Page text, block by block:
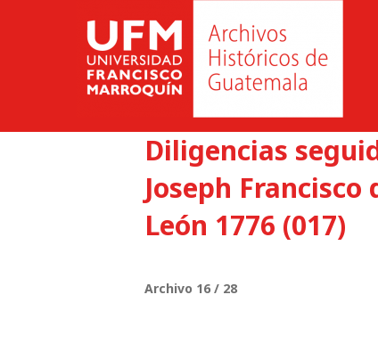
Diligencias
Joseph
León 1776 (017)
Archivo 16 / 28